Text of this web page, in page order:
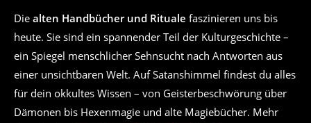
Die alten Handbücher und Rituale faszinieren uns bis
heute. Sie sind ein spannender Teil der Kulturgeschichte –
ein Spiegel menschlicher Sehnsucht nach Antworten aus
einer unsichtbaren Welt. Auf Satanshimmel findest du alles
für dein okkultes Wissen – von Geisterbeschwörung über
Dämonen bis Hexenmagie und alte Magiebücher. Mehr